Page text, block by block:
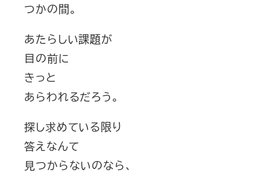
つかの間。
あたらしい課題が
目の前に
きっと
あらわれるだろう。
探し求めている限り
答えなんて
見つからないのなら、